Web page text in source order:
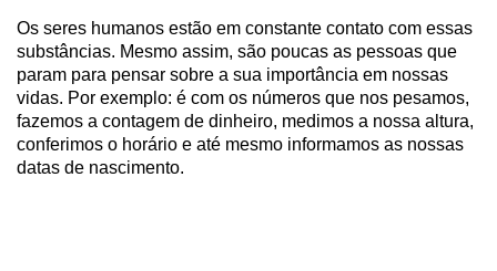
Os seres humanos estão em constante contato com essas
substâncias. Mesmo assim, são poucas as pessoas que
param para pensar sobre a sua importância em nossas
vidas. Por exemplo: é com os números que nos pesamos,
fazemos a contagem de dinheiro, medimos a nossa altura,
conferimos o horário e até mesmo informamos as nossas
datas de nascimento.